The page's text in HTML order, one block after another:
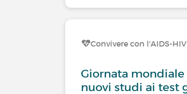
Convivere con l'AIDS-HIV
Giornata
nuovi studi ai test